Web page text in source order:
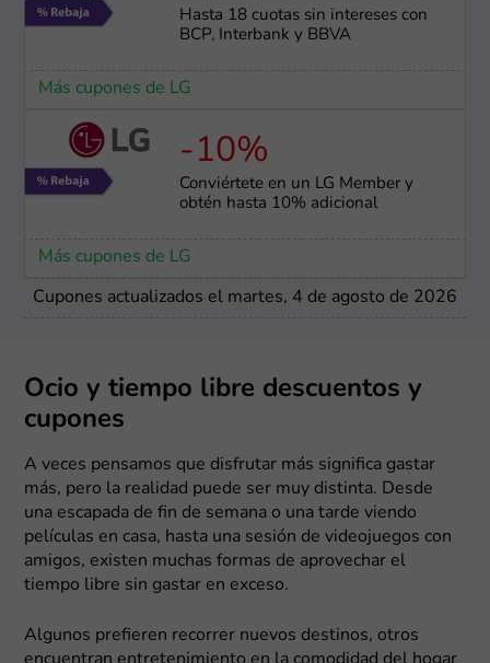
Hasta 18 cuotas sin intereses con
BCP, Interbank y BBVA
Más cupones de LG
-10%
Conviértete en un LG Member y
obtén hasta 10% adicional
Más cupones de LG
Cupones actualizados el martes, 4 de agosto de 2026
Ocio y tiempo libre descuentos y
cupones
A veces pensamos que disfrutar más significa gastar
más, pero la realidad puede ser muy distinta. Desde
una escapada de fin de semana o una tarde viendo
películas en casa, hasta una sesión de videojuegos con
amigos, existen muchas formas de aprovechar el
tiempo libre sin gastar en exceso.
Algunos prefieren recorrer nuevos destinos, otros
encuentran entretenimiento en la comodidad del hogar